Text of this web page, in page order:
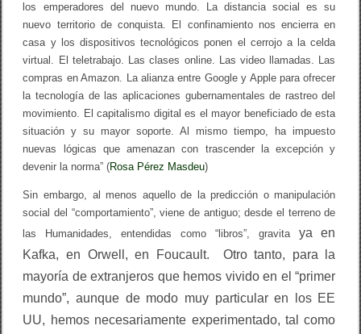
los emperadores del nuevo mundo. La distancia social es su
nuevo territorio de conquista. El confinamiento nos encierra en
casa y los dispositivos tecnológicos ponen el cerrojo a la celda
virtual. El teletrabajo. Las clases online. Las video llamadas. Las
compras en Amazon. La alianza entre Google y Apple para ofrecer
la tecnología de las aplicaciones gubernamentales de rastreo del
movimiento. El capitalismo digital es el mayor beneficiado de esta
situación y su mayor soporte. Al mismo tiempo, ha impuesto
nuevas lógicas que amenazan con trascender la excepción y
devenir la norma” (Rosa Pérez Masdeu)
Sin embargo, al menos aquello de la predicción o manipulación
social del “comportamiento”, viene de antiguo; desde el terreno de
las Humanidades, entendidas como “libros”, gravita ya
en
Kafka, en Orwell, en Foucault. Otro tanto, para la
mayoría de extranjeros que hemos vivido en el “primer
mundo”, aunque de modo muy particular en los EE
UU, hemos necesariamente experimentado, tal como